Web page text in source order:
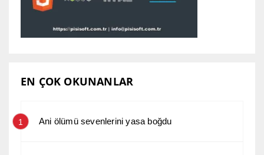
EN ÇOK OKUNANLAR
1 Ani ölümü sevenlerini yasa boğdu